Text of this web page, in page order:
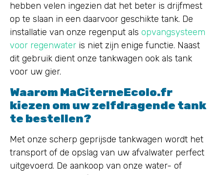
hebben velen ingezien dat het beter is drijfmest
op te slaan in een daarvoor geschikte tank. De
installatie van onze regenput als opvangsysteem
voor regenwater is niet zijn enige functie. Naast
dit gebruik dient onze tankwagen ook als tank
voor uw gier.
Waarom MaCiterneEcolo.fr
kiezen om uw zelfdragende tank
te bestellen?
Met onze scherp geprijsde tankwagen wordt het
transport of de opslag van uw afvalwater perfect
uitgevoerd. De aankoop van onze water- of